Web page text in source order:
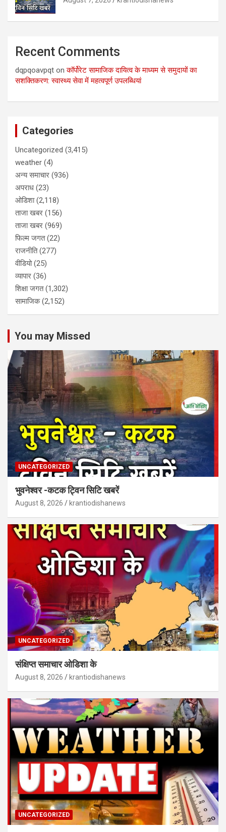
Recent Comments
dqpqoavpqt onकॉर्पोरेट सामाजिक दायित्व के माध्यम से समुदायों का
सशक्तिकरण: स्वास्थ्य सेवा में महत्वपूर्ण उपलब्धियां
Categories
Uncategorized (3,415)
weather (4)
अन्य समाचार (936)
अपराध (23)
ओडिशा(2,118)
ताजा खबर (156)
ताजा खबर (969)
फिल्म जगत(22)
राजनीति(277)
वीडियो(25)
व्यापार (36)
शिक्षा जगत(1,302)
सामाजिक(2,152)
You may Missed
UNCATEGORIZED
भुवनेश्वर -कटक ट्विन सिटि खबरें
August 8, 2026 krantiodishanews
UNCATEGORIZED
संक्षिप्त समाचार ओडिशा के
August 8, 2026 krantiodishanews
UNCATEGORIZED